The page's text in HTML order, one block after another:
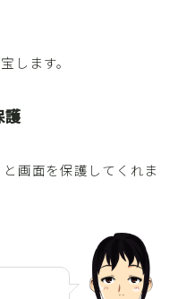
します。
護
画面を保護してくれま